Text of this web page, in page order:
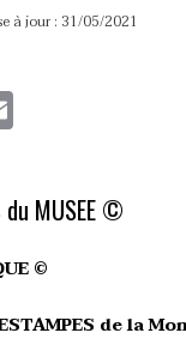
à jour : 31/05/2021
du MUSEE ©
©
de la